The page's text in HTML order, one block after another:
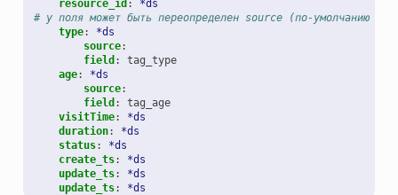
resource_id :
*ds
# у поля может быть переопределен source (по-умолчанию у
type:
*ds
source:
field :
tag_type
age:
*ds
source:
field :
tag_age
visitTime:
*ds
duration:
*ds
status:
*ds
create_ts:
*ds
update_ts:
*ds
update_ts: *ds